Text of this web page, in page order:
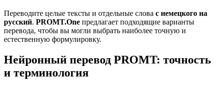
Переводите целые тексты и отдельные слова с немецкого на
русский. PROMT.One предлагает подходящие варианты
перевода, чтобы вы могли выбрать наиболее точную и
естественную формулировку.
Нейронный перевод PROMT: точность
и терминология